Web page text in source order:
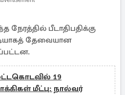
பீடாதிபதிக்கு
தேவையான
19
மீட்பு: நால்வர்